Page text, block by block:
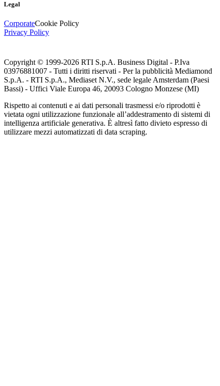
Legal
CorporateCookie Policy
Privacy Policy
Copyright © 1999-2026 RTI S.p.A. Business Digital - P.Iva
03976881007 - Tutti i diritti riservati - Per la pubblicità Mediamond
S.p.A. - RTI S.p.A., Mediaset N.V., sede legale Amsterdam (Paesi
Bassi) - Uffici Viale Europa 46, 20093 Cologno Monzese (MI)
Rispetto ai contenuti e ai dati personali trasmessi e/o riprodotti è
vietata ogni utilizzazione funzionale all’addestramento di sistemi di
intelligenza artificiale generativa. È altresì fatto divieto espresso di
utilizzare mezzi automatizzati di data scraping.